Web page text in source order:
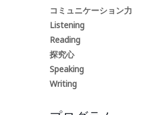
コミュニケーション力
Listening
Reading
探究心
Speaking
Writing